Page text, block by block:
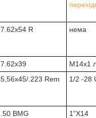
7.62х54 R нема
7.62х39
M14x1
5,56х45/.223 Rem 1/2 -28
.50 BMG
1”X14